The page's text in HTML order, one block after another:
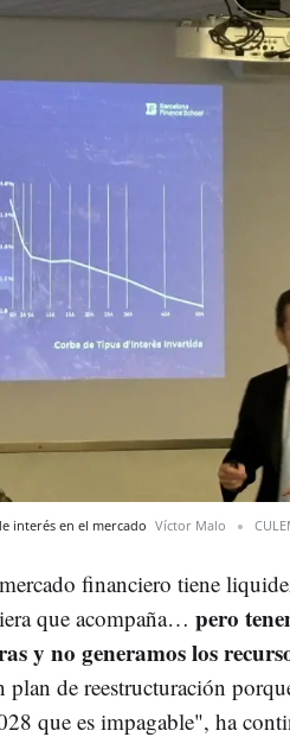
interés en el mercado Víctor Malo
financiero tiene
que acompaña… pero
y no generamos los
de reestructuración
que es impagable", ha